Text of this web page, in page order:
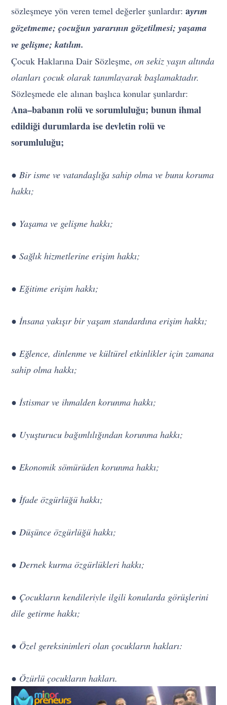
sözleşmeye yön veren temel değerler şunlardır:ayrım
gözetmeme; çocuğun yararının gözetilmesi; yaşama
ve gelişme; katılım.
Çocuk Haklarına Dair Sözleşme,on sekiz yaşın altında
olanları çocuk olarak tanımlayarak başlamaktadır.
Sözleşmede ele alınan başlıca konular şunlardır:
Ana–babanın rolü ve sorumluluğu; bunun ihmal
edildiği durumlarda ise devletin rolü ve
sorumluluğu;
● Bir isme ve vatandaşlığa sahip olma ve bunu koruma
hakkı;
● Yaşama ve gelişme hakkı;
● Sağlık hizmetlerine erişim hakkı;
● Eğitime erişim hakkı;
● İnsana yakışır bir yaşam standardına erişim hakkı;
● Eğlence, dinlenme ve kültürel etkinlikler için zamana
sahip olma hakkı;
● İstismar ve ihmalden korunma hakkı;
● Uyuşturucu bağımlılığından korunma hakkı;
● Ekonomik sömürüden korunma hakkı;
● İfade özgürlüğü hakkı;
● Düşünce özgürlüğü hakkı;
● Dernek kurma özgürlükleri hakkı;
● Çocukların kendileriyle ilgili konularda görüşlerini
dile getirme hakkı;
● Özel gereksinimleri olan çocukların hakları:
● Özürlü çocukların hakları.